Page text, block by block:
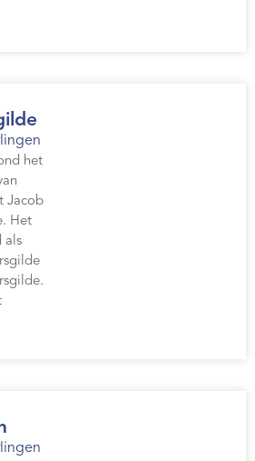
het
Jacob
Het
als